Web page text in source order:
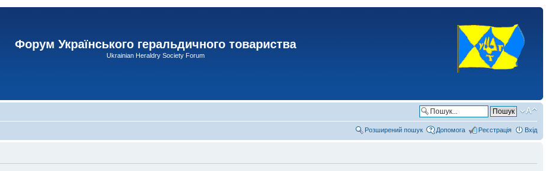
Форум Українського геральдичного товариства
Ukrainian Heraldry Society Forum
Розширений пошук Допомога Реєстрація Вхід